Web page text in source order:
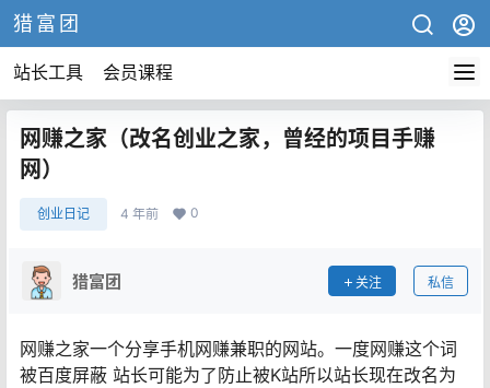
猎富团
站长工具 会员课程
网赚之家（改名创业之家，曾经的项目手赚
网）
创业日记 4 年前 0
猎富团 关注 私信
网赚之家一个分享手机网赚兼职的网站。一度网赚这个词
被百度屏蔽 站长可能为了防止被K站所以站长现在改名为